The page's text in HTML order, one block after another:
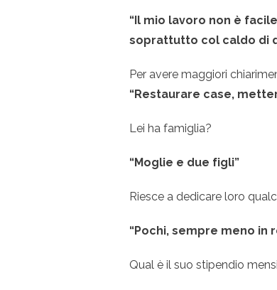
“Il mio lavoro non è
soprattutto col caldo di
Per avere maggiori
“Restaurare case,
Lei ha famiglia?
“Moglie e due figli”
Riesce a dedicare loro
“Pochi, sempre meno in
Qual è il suo stipendio